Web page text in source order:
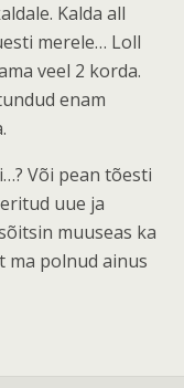
Kalda all
merele… Loll
veel 2 korda.
enam
Või pean tõesti
uue ja
muuseas ka
ma polnud ainus